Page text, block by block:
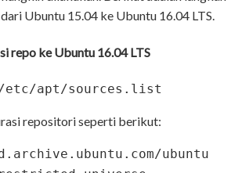
Ubuntu 15.04 ke Ubuntu 16.04 LTS.
repo ke Ubuntu 16.04 LTS
/etc/apt/sources.list
repositori seperti berikut:
ubuntu